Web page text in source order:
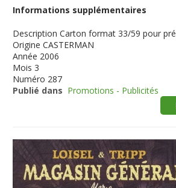
Informations supplémentaires
Description Carton format 33/59 pour
Origine CASTERMAN
Année 2006
Mois 3
Numéro 287
Publié dans Promotions - Publicités